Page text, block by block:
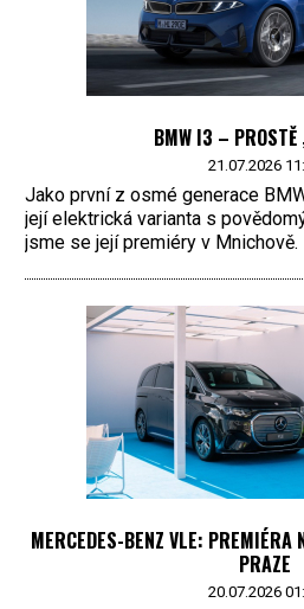
BMW I3 – PROSTĚ
21.07.2026
Jako první z osmé generace
její elektrická varianta s
jsme se její premiéry v Mnichově.
MERCEDES-BENZ VLE: PREMIÉRA
PRAZE
20.07.2026